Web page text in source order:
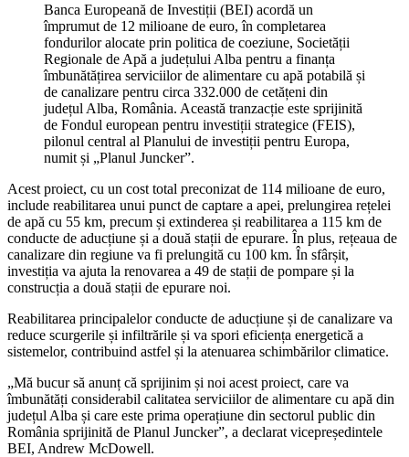
Banca Europeană de Investiții (BEI) acordă un
împrumut de 12 milioane de euro, în completarea
fondurilor alocate prin politica de coeziune, Societății
Regionale de Apă a județului Alba pentru a finanța
îmbunătățirea serviciilor de alimentare cu apă potabilă și
de canalizare pentru circa 332.000 de cetățeni din
județul Alba, România. Această tranzacție este sprijinită
de Fondul european pentru investiții strategice (FEIS),
pilonul central al Planului de investiții pentru Europa,
numit și „Planul Juncker”.
Acest proiect, cu un cost total preconizat de 114 milioane de euro,
include reabilitarea unui punct de captare a apei, prelungirea rețelei
de apă cu 55 km, precum și extinderea și reabilitarea a 115 km de
conducte de aducțiune și a două stații de epurare. În plus, rețeaua de
canalizare din regiune va fi prelungită cu 100 km. În sfârșit,
investiția va ajuta la renovarea a 49 de stații de pompare și la
construcția a două stații de epurare noi.
Reabilitarea principalelor conducte de aducțiune și de canalizare va
reduce scurgerile și infiltrările și va spori eficiența energetică a
sistemelor, contribuind astfel și la atenuarea schimbărilor climatice.
„Mă bucur să anunț că sprijinim și noi acest proiect, care va
îmbunătăți considerabil calitatea serviciilor de alimentare cu apă din
județul Alba și care este prima operațiune din sectorul public din
România sprijinită de Planul Juncker”, a declarat vicepreședintele
BEI, Andrew McDowell.